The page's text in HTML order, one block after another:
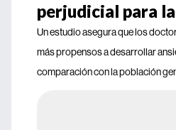
perjudicial para
Un estudio asegura que los
más propensos a desarrollar
comparación con la población